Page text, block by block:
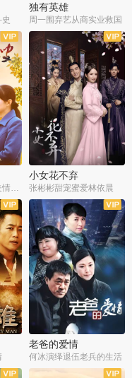
独有英雄
周一围弃艺从商实业救国
女子痴爱植物人丈夫情定一生
全51集
小女花不弃
张彬彬甜宠蜜爱林依晨
全32集
老爸的爱情
何冰演绎退伍老兵的生活
全36集